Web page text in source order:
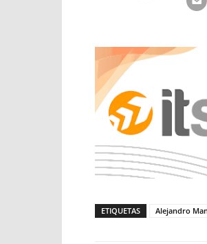
ETIQUETAS Alejandro